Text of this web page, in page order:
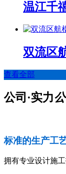
温江千
双流区
查看全部
公司·实力
标准的生产工
拥有专业设计施